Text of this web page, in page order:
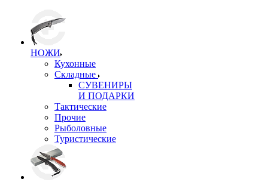
НОЖИ
Кухонные
Складные
СУВЕНИРЫ
И ПОДАРКИ
Тактические
Прочие
Рыболовные
Туристические